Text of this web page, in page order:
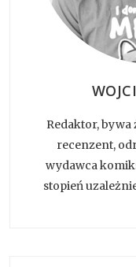
Redaktor, bywa
recenzent,
wydawca
stopień